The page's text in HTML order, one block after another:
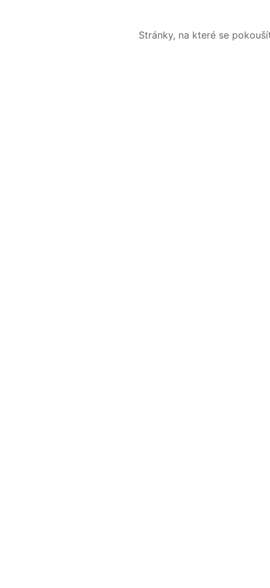
Stránky, na které se